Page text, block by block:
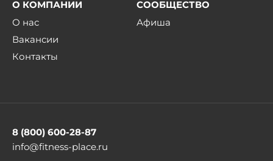
О КОМПАНИИ
О нас
Вакансии
Контакты
СООБЩЕСТВО
Афиша
8 (800) 600-28-87
info@fitness-place.ru